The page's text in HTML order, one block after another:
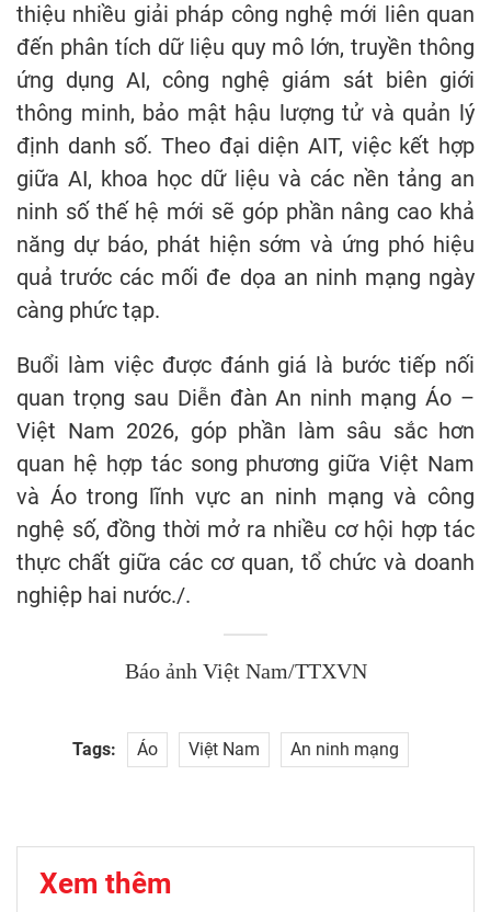
thiệu nhiều giải pháp công nghệ mới liên quan
đến phân tích dữ liệu quy mô lớn, truyền thông
ứng dụng AI, công nghệ giám sát biên giới
thông minh, bảo mật hậu lượng tử và quản lý
định danh số. Theo đại diện AIT, việc kết hợp
giữa AI, khoa học dữ liệu và các nền tảng an
ninh số thế hệ mới sẽ góp phần nâng cao khả
năng dự báo, phát hiện sớm và ứng phó hiệu
quả trước các mối đe dọa an ninh mạng ngày
càng phức tạp.
Buổi làm việc được đánh giá là bước tiếp nối
quan trọng sau Diễn đàn An ninh mạng Áo –
Việt Nam 2026, góp phần làm sâu sắc hơn
quan hệ hợp tác song phương giữa Việt Nam
và Áo trong lĩnh vực an ninh mạng và công
nghệ số, đồng thời mở ra nhiều cơ hội hợp tác
thực chất giữa các cơ quan, tổ chức và doanh
nghiệp hai nước./.
Báo ảnh Việt Nam/TTXVN
Tags: Áo Việt Nam An ninh mạng
Xem thêm